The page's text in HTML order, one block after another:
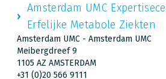
Amsterdam UMC
Erfelijke Metabole Ziekten
Amsterdam UMC - Amsterdam UMC
Meibergdreef 9
1105 AZ AMSTERDAM
+31 (0)20 566 9111